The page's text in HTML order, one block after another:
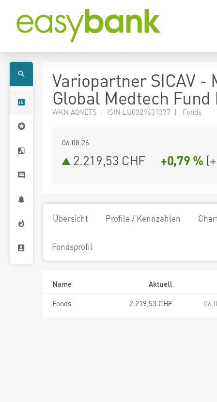
Variopartner SICAV -
Global Medtech Fund
WKN A0NETS | ISIN LU0329631377 | Fonds
06.08.26
2.219,53 CHF +0,79 % (
Übersicht Profile / Kennzahlen
Fondsprofil
Name
Aktuell
Fonds
2.219,53 CHF